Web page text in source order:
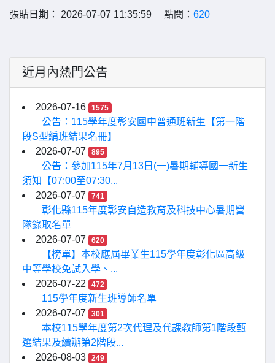
張貼日期： 2026-07-07 11:35:59 點閱： 620
近月內熱門公告
2026-07-16 1575
公告：115學年度彰安國中普通班新生【第一階
段S型編班結果名冊】
2026-07-07
895
公告：參加115年7月13日(一)暑期輔導國一新生
須知【07:00至07:30...
2026-07-07
741
彰化縣115年度彰安自造教育及科技中心暑期營
隊錄取名單
2026-07-07
620
【榜單】本校應屆畢業生115學年度彰化區高級
中等學校免試入學、...
2026-07-22
472
115學年度新生班導師名單
2026-07-07
301
本校115學年度第2次代理及代課教師第1階段甄
選結果及續辦第2階段...
2026-08-03
249